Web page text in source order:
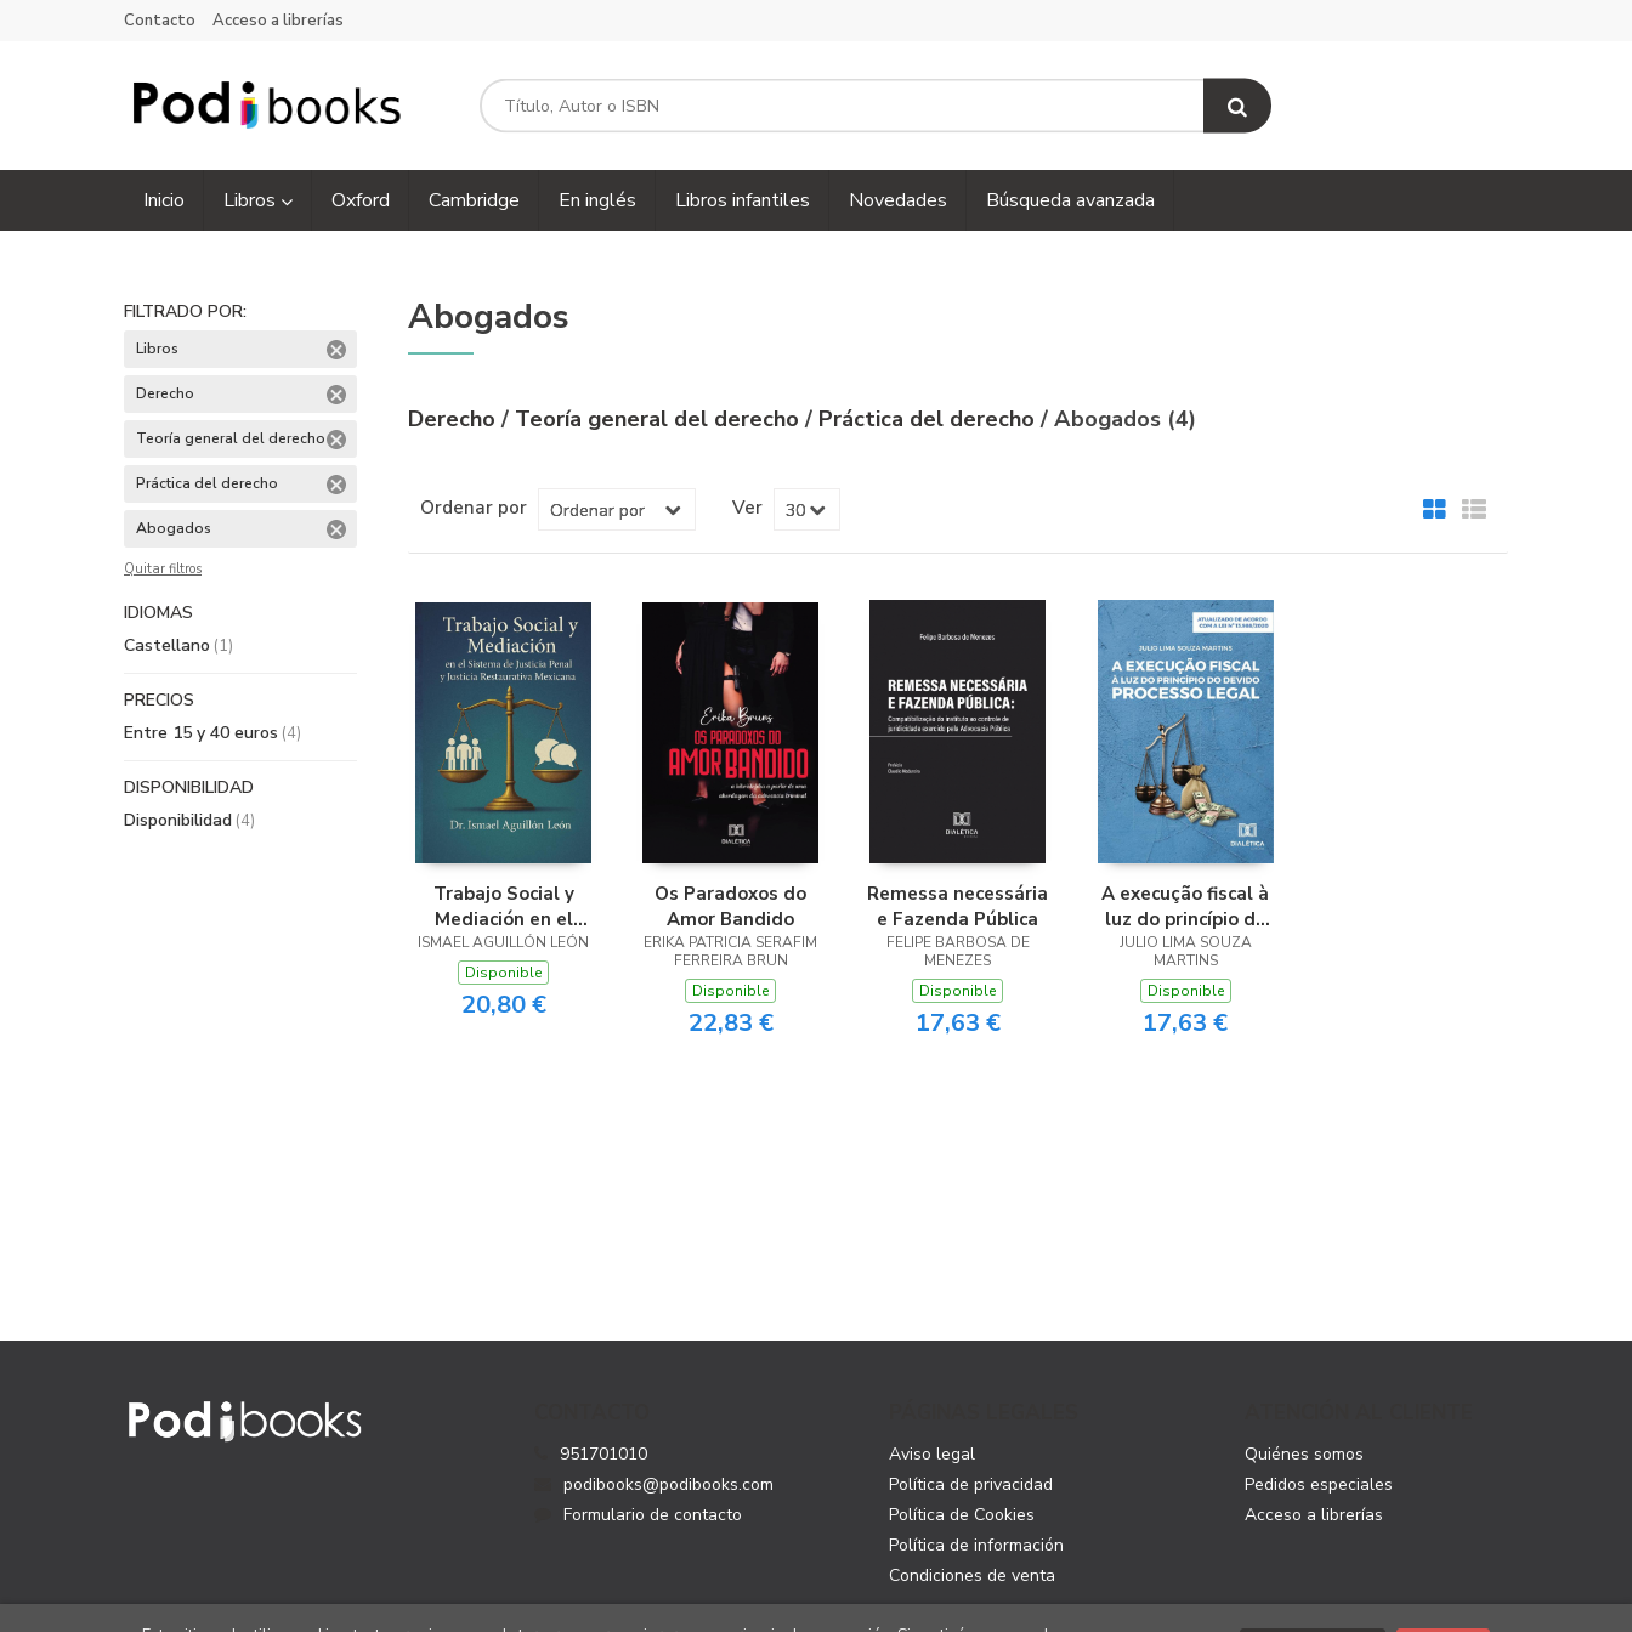
Contacto Acceso a librerías
Inicio Libros Oxford Cambridge En inglés Libros infantiles Novedades Búsqueda avanzada
Abogados
Derecho/ Teoría general del derecho/ Práctica del derecho/ Abogados (4)
Ordenar por Ver
Trabajo Social y
Mediación en el
Sistema de Justicia
Penal y Justicia
Restaurativa
Mexicana
ISMAEL AGUILLÓN LEÓN
Disponible
20,80 €
Os Paradoxos do
Amor Bandido
ERIKA PATRICIA SERAFIM
FERREIRA BRUN
Disponible
22,83 €
Remessa necessária
e Fazenda Pública
FELIPE BARBOSA DE
MENEZES
Disponible
17,63 €
A execução fiscal à
luz do princípio do
devido processo
legal
JULIO LIMA SOUZA
MARTINS
Disponible
17,63 €
FILTRADO POR:
Libros
Derecho
Teoría general del derecho
Práctica del derecho
Abogados
Quitar filtros
IDIOMAS
Castellano (1)
PRECIOS
Entre 15 y 40 euros (4)
DISPONIBILIDAD
Disponibilidad (4)
951701010
podibooks@podibooks.com
Formulario de contacto
Aviso legal
Política de privacidad
Política de Cookies
Política de información
Condiciones de venta
Quiénes somos
Pedidos especiales
Acceso a librerías